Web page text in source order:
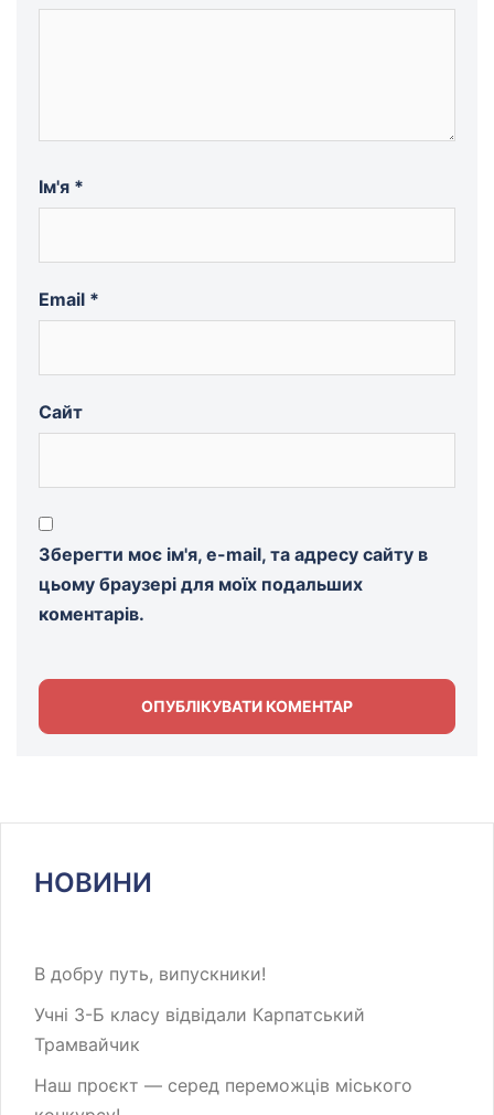
Ім'я *
Email *
Сайт
Зберегти моє ім'я, e-mail, та адресу сайту в
цьому браузері для моїх подальших
коментарів.
НОВИНИ
В добру путь, випускники!
Учні 3-Б класу відвідали Карпатський
Трамвайчик
Наш проєкт — серед переможців міського